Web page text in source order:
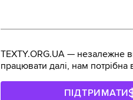
TEXTY.ORG.UA — незалежне
працювати далі, нам потрібна
ПІДТРИМАТИ